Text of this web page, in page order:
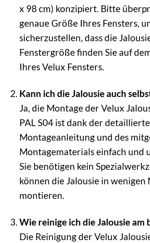
x 98 cm) konzipiert. Bitte
genaue Größe Ihres Fensters,
sicherzustellen, dass die
Fenstergröße finden Sie auf
Ihres Velux Fensters.
Kann ich die Jalousie auch
Ja, die Montage der Velux
PAL S04 ist dank der
Montageanleitung und des
Montagematerials einfach und
Sie benötigen kein
können die Jalousie in wenigen
montieren.
Wie reinige ich die Jalousie am
Die Reinigung der Velux